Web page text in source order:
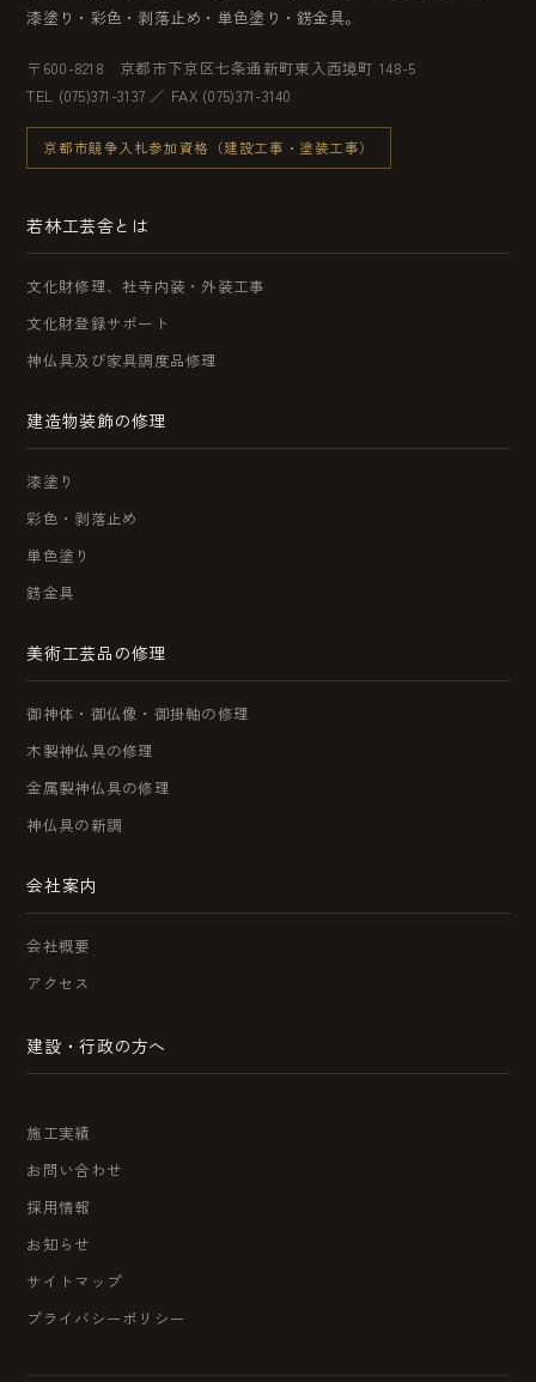
漆塗り・彩色・剥落止め・単色塗り・錺金具。
〒600-8218 京都市下京区七条通新町東入西境町 148-5
TEL (075)371-3137 ／ FAX (075)371-3140
京都市競争入札参加資格（建設工事・塗装工事）
若林工芸舎とは
文化財修理、社寺内装・外装工事
文化財登録サポート
神仏具及び家具調度品修理
建造物装飾の修理
漆塗り
彩色・剥落止め
単色塗り
錺金具
美術工芸品の修理
御神体・御仏像・御掛軸の修理
木製神仏具の修理
金属製神仏具の修理
神仏具の新調
会社案内
会社概要
アクセス
建設・行政の方へ
施工実績
お問い合わせ
採用情報
お知らせ
サイトマップ
プライバシーポリシー